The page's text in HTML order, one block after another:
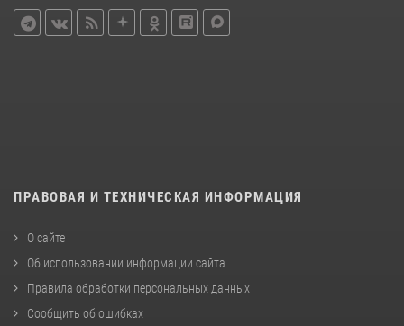
ПРАВОВАЯ И ТЕХНИЧЕСКАЯ ИНФОРМАЦИЯ
О сайте
Об использовании информации сайта
Правила обработки персональных данных
Сообщить об ошибках